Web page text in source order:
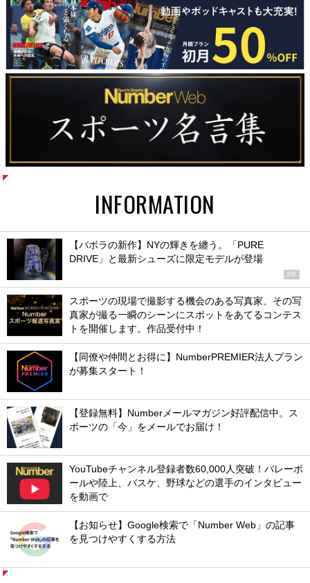
INFORMATION
【バボラの新作】NYの輝きを纏う。「PURE
DRIVE」と最新シューズに限定モデルが登場
PR
スポーツの現場で撮影する機会のある写真家、その写
真家が撮る一瞬のシーンにスポットをあてるコンテス
トを開催します。作品受付中！
【同僚や仲間とお得に】NumberPREMIER法人プラン
が募集スタート！
【登録無料】Numberメールマガジン好評配信中。ス
ポーツの「今」をメールでお届け！
YouTubeチャンネル登録者数60,000人突破！バレーボ
ールや陸上、バスケ、野球などの選手のインタビュー
を動画で
【お知らせ】Google検索で「Number Web」の記事
を見つけやすくする方法